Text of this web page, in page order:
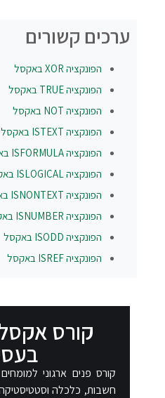
ערכים קשורים
הפונקציה XOR באקסל
הפונקציהTRUE באקסל
הפונקציה NOT באקסל
הפונקציה ISTEXT באקסל
הפונקציהISFORMULA
הפונקציה ISLOGICAL
הפונקציה ISNONTEXT
הפונקציה ISNUMBER
הפונקציה ISODD באקסל
הפונקציהISREF באקסל
קורס
קורס פנים ארגוני
חשבות, כלכלה